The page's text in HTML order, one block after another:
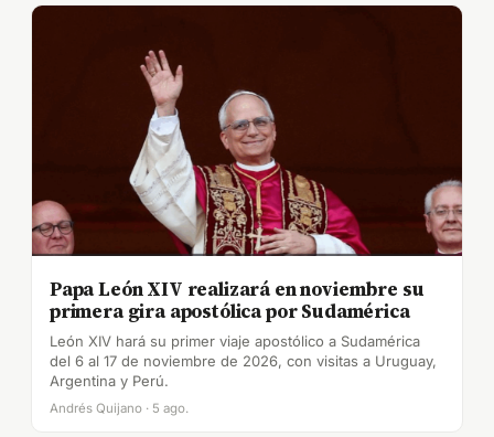
Papa León XIV realizará en noviembre su
primera gira apostólica por Sudamérica
León XIV hará su primer viaje apostólico a Sudamérica
del 6 al 17 de noviembre de 2026, con visitas a Uruguay,
Argentina y Perú.
Andrés Quijano · 5 ago.